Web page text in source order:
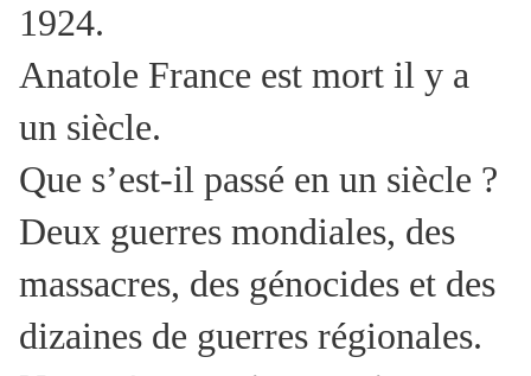
1924.
Anatole France est mort il y a
un siècle.
Que s’est-il passé en un siècle ?
Deux guerres mondiales, des
massacres, des génocides et des
dizaines de guerres régionales.